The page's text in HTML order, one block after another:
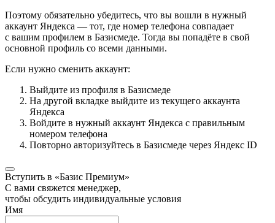
Поэтому обязательно убедитесь, что вы вошли в нужный
аккаунт Яндекса — тот, где номер телефона совпадает
с вашим профилем в Базисмеде. Тогда вы попадёте в свой
основной профиль со всеми данными.
Если нужно сменить аккаунт:
Выйдите из профиля в Базисмеде
На другой вкладке выйдите из текущего аккаунта
Яндекса
Войдите в нужный аккаунт Яндекса с правильным
номером телефона
Повторно авторизуйтесь в Базисмеде через Яндекс ID
Вступить в «Базис Премиум»
С вами свяжется менеджер,
чтобы обсудить индивидуальные условия
Имя